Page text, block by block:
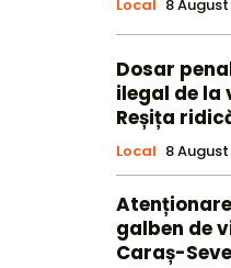
Local 8
Dosar
ilegal de la
Reșița
Local 8
galben de
Caraș-